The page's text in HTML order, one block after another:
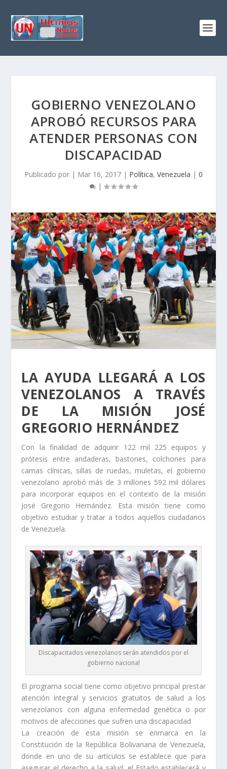
GOBIERNO VENEZOLANO
APROBÓ RECURSOS PARA
ATENDER PERSONAS CON
DISCAPACIDAD
Publicado por | Mar 16, 2017 | Política, Venezuela | 0
|
LA AYUDA LLEGARÁ A LOS
VENEZOLANOS A TRAVÉS
DE LA MISIÓN JOSÉ
GREGORIO HERNÁNDEZ
Con la finalidad de adquirir 122 mil 225 equipos y
prótesis entre andaderas, bastones, colchones para
camas clínicas, sillas de ruedas, muletas, el gobierno
venezolano aprobó más de 3 millones 592 mil dólares
para incorporar equipos en el contexto de la misión
José Gregorio Hernández. Esta misión tiene como
objetivo estudiar y tratar a todos aquellos ciudadanos
de Venezuela.
Discapacitados venezolanos serán atendidos por el
gobierno nacional
El programa social tiene como objetivo principal prestar
atención integral y servicios gratuitos de salud a los
venezolanos con alguna enfermedad genética o por
motivos de afecciones que sufren una discapacidad
La creación de esta misión se enmarca en la
Constitución de la República Bolivariana de Venezuela,
donde en uno de su artículos se establece que para